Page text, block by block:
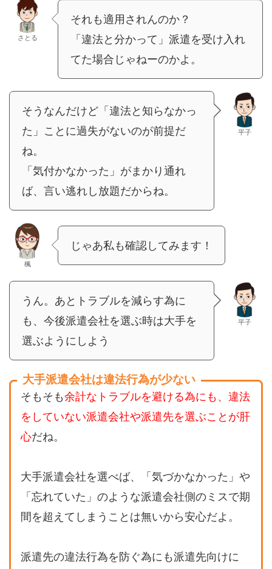
さとる
それも適用されんのか？
「違法と分かって」派遣を受け入れ
てた場合じゃねーのかよ。
そうなんだけど「違法と知らなかっ
た」ことに過失がないのが前提だ
ね。
「気付かなかった」がまかり通れ
ば、言い逃れし放題だからね。
平子
楓
じゃあ私も確認してみます！
うん。あとトラブルを減らす為に
も、今後派遣会社を選ぶ時は大手を
選ぶようにしよう
平子
大手派遣会社は違法行為が少ない
そもそも余計なトラブルを避ける為にも、違法
をしていない派遣会社や派遣先を選ぶことが肝
心だね。
大手派遣会社を選べば、「気づかなかった」や
「忘れていた」のような派遣会社側のミスで期
間を超えてしまうことは無いから安心だよ。
派遣先の違法行為を防ぐ為にも派遣先向けに